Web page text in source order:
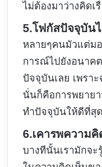
ไม่ต้องมาว่างคิดเ
5.โฟกัสปัจจุบัน
หลายๆคนมัวแต่ม
การณ์ไปยังอนาค
ปัจจุบันเลย เพรา
นั่นก็คือการพยาย
ทำปัจจุบันให้ดีที่สุ
6.เคารพความคิ
บางทีนั้นเรามักจะ